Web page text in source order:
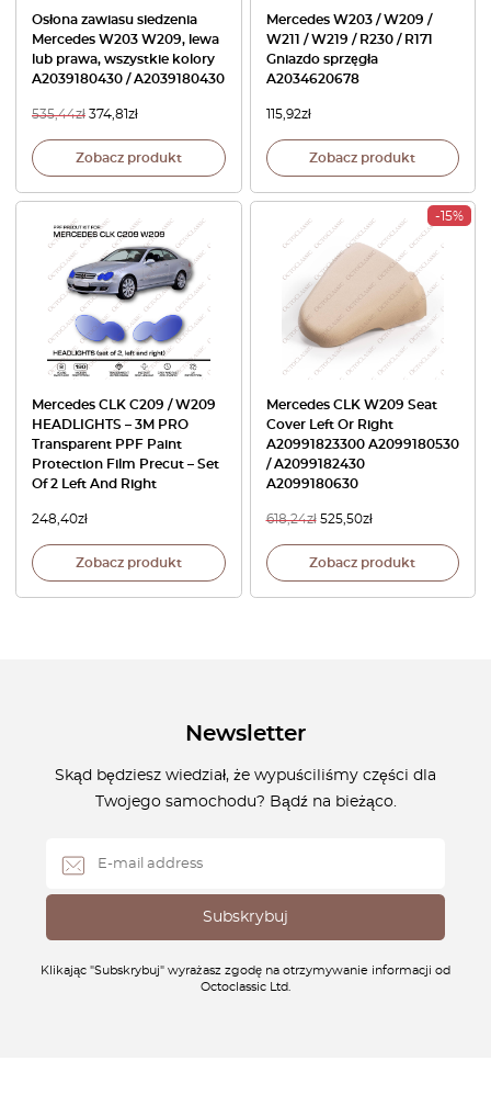
Osłona zawiasu siedzenia
Mercedes W203 W209, lewa
lub prawa, wszystkie kolory
A2039180430 / A2039180430
535,44zł 374,81zł
Zobacz produkt
Mercedes W203 / W209 /
W211 / W219 / R230 / R171
Gniazdo sprzęgła
A2034620678
115,92zł
Zobacz produkt
Mercedes CLK C209 / W209
HEADLIGHTS – 3M PRO
Transparent PPF Paint
Protection Film Precut – Set
Of 2 Left And Right
248,40zł
Zobacz produkt
-15%
Mercedes CLK W209 Seat
Cover Left Or Right
A20991823300 A2099180530
/ A2099182430
A2099180630
618,24zł 525,50zł
Zobacz produkt
Newsletter
Skąd będziesz wiedział, że wypuściliśmy części dla
Twojego samochodu? Bądź na bieżąco.
Klikając "Subskrybuj" wyrażasz zgodę na otrzymywanie informacji od
Octoclassic Ltd.